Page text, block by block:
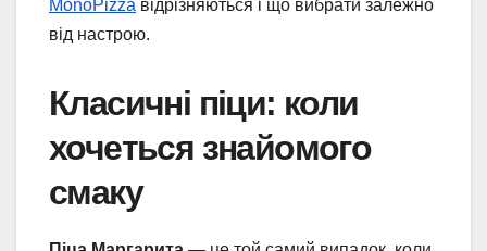
MonoPizza відрізняються і що вибрати залежно
від настрою.
Класичні піци: коли
хочеться знайомого
смаку